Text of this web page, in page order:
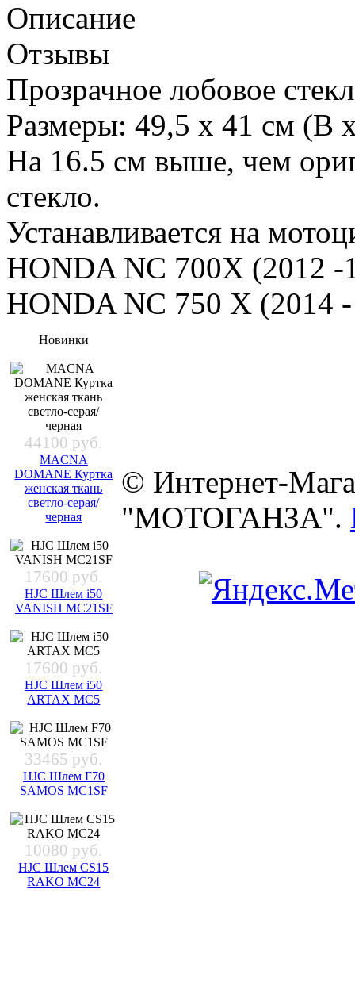
Описание
Отзывы
Прозрачное лобовое
Размеры: 49,5 x 41 см (В
На 16.5 см выше, чем
стекло.
Устанавливается на
HONDA NC 700X (2012 -
HONDA NC 750 X (2014 -
Новинки
44100 руб.
MACNA
DOMANE Куртка
женская ткань
светло-серая/
черная
17600 руб.
HJC Шлем i50
VANISH MC21SF
17600 руб.
HJC Шлем i50
ARTAX MC5
33465 руб.
HJC Шлем F70
SAMOS MC1SF
10080 руб.
HJC Шлем CS15
RAKO MC24
© Интернет-
"МОТОГАНЗА".